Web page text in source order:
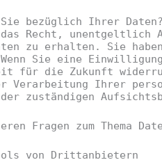
Sie bezüglich Ihrer Daten?
Recht, unentgeltlich
zu erhalten. Sie
Sie eine
für die Zukunft
Verarbeitung Ihrer
zuständigen
Fragen zum Thema
von Dritt­anbietern